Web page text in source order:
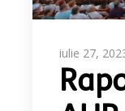
iulie 27,